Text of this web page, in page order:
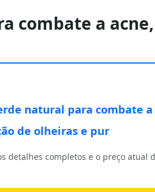
combate a
natural para combate a
de olheiras e pur
detalhes completos e o preço atual